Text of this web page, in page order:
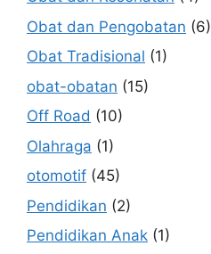
Obat dan Pengobatan (6)
Obat Tradisional (1)
obat-obatan (15)
Off Road (10)
Olahraga (1)
otomotif (45)
Pendidikan (2)
Pendidikan Anak (1)